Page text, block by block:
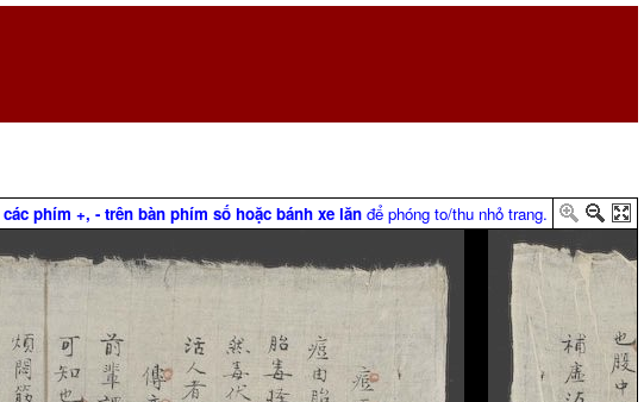
các phím +, - trên bàn phím số hoặc bánh xe lăn để phóng to/thu nhỏ trang.